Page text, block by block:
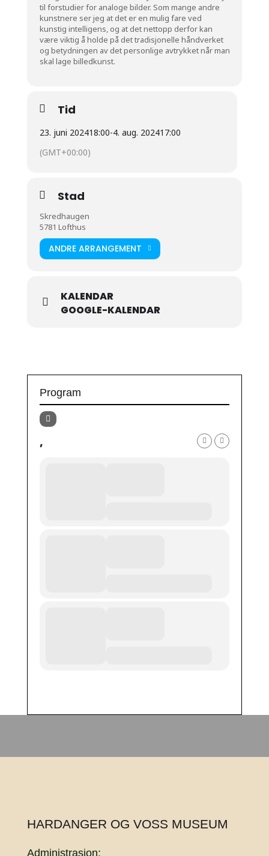
til forstudier for analoge bilder. Som mange andre
kunstnere ser jeg at det er en mulig fare ved
kunstig intelligens, og at det nettopp derfor kan
være viktig å holde på det tradisjonelle håndverket
og betydningen av det personlige avtrykket når man
skal lage billedkunst.
Tid
23. juni 202418:00-4. aug. 202417:00
(GMT+00:00)
Stad
Skredhaugen
5781 Lofthus
ANDRE ARRANGEMENT
KALENDAR
GOOGLE-KALENDAR
Program
,
HARDANGER OG VOSS MUSEUM
Administrasjon: